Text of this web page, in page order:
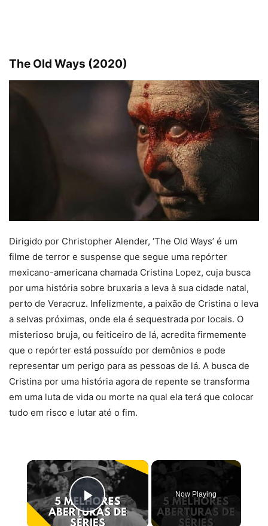
The Old Ways (2020)
Dirigido por Christopher Alender, ‘The Old Ways’ é um
filme de terror e suspense que segue uma repórter
mexicano-americana chamada Cristina Lopez, cuja busca
por uma história sobre bruxaria a leva à sua cidade natal,
perto de Veracruz. Infelizmente, a paixão de Cristina o leva
a selvas próximas, onde ela é sequestrada por locais. O
misterioso bruja, ou feiticeiro de lá, acredita firmemente
que o repórter está possuído por demônios e pode
representar um perigo para as pessoas de lá. A busca de
Cristina por uma história agora de repente se transforma
em uma luta de vida ou morte na qual ela terá que colocar
tudo em risco e lutar até o fim.
×
Play Video
Now Playing